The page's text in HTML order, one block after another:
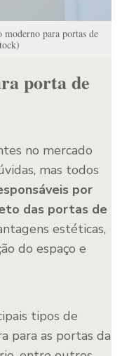
moderno para portas de
porta de
no mercado
mas todos
por
das portas de
estéticas,
do espaço e
tipos de
para as portas da